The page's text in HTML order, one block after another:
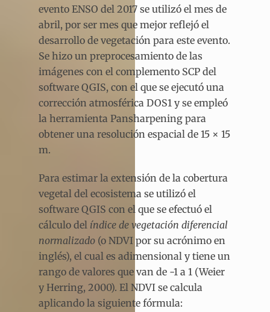
evento ENSO del 2017 se utilizó el mes de
abril, por ser mes que mejor reflejó el
desarrollo de vegetación para este evento.
Se hizo un preprocesamiento de las
imágenes con el complemento SCP del
software QGIS, con el que se ejecutó una
corrección atmosférica DOS1 y se empleó
la herramienta Pansharpening para
obtener una resolución espacial de 15 × 15
m.
Para estimar la extensión de la cobertura
vegetal del ecosistema se utilizó el
software QGIS con el que se efectuó el
cálculo del índice de vegetación diferencial
normalizado (o NDVI por su acrónimo en
inglés), el cual es adimensional y tiene un
rango de valores que van de -1 a 1 (Weier
y Herring, 2000). El NDVI se calcula
aplicando la siguiente fórmula: